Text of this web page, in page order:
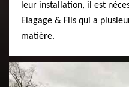
leur installation, il est
Elagage & Fils qui a
matière.